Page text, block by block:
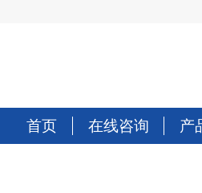
首页 在线咨询 产